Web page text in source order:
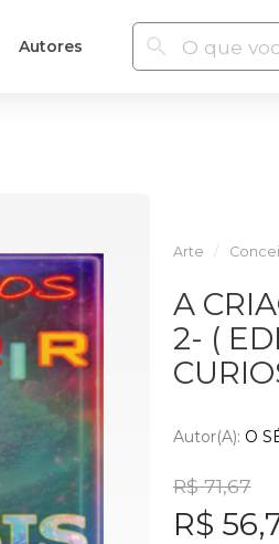
Autores
Arte
A
2- (
Autor(a): O
R$ 71,67
R$